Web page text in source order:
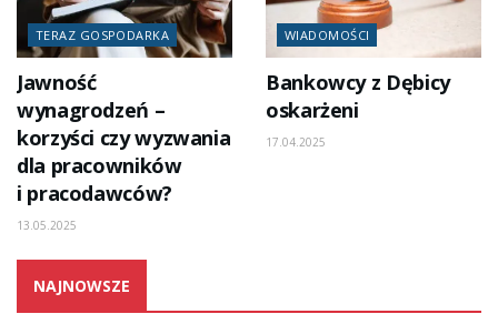
TERAZ GOSPODARKA
Jawność
wynagrodzeń –
korzyści czy wyzwania
dla pracowników
i pracodawców?
13.05.2025
WIADOMOŚCI
Bankowcy z Dębicy
oskarżeni
17.04.2025
NAJNOWSZE